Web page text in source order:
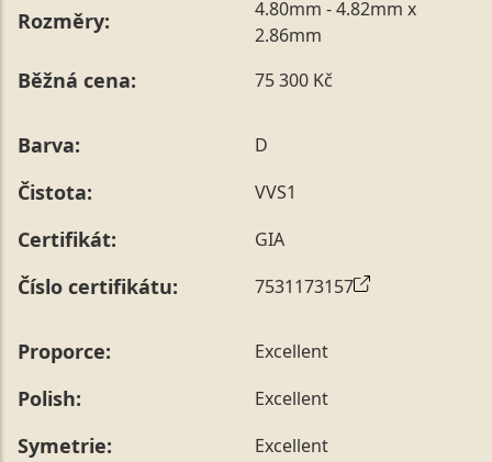
Rozměry:
4.80mm - 4.82mm x
2.86mm
Běžná cena: 75 300 Kč
Barva: D
Čistota: VVS1
Certifikát: GIA
Číslo certifikátu: 7531173157
Proporce: Excellent
Polish: Excellent
Symetrie: Excellent